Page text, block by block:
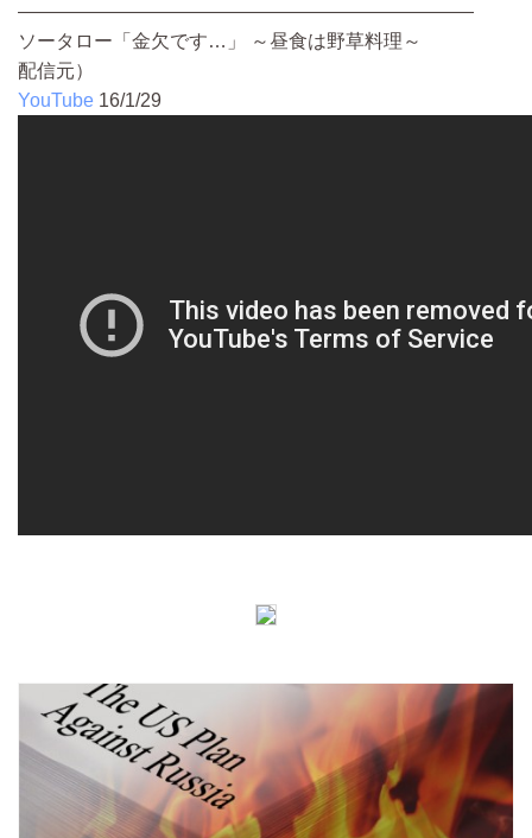
————————————————————————
ソータロー「金欠です…」 ～昼食は野草料理～
配信元）
YouTube 16/1/29